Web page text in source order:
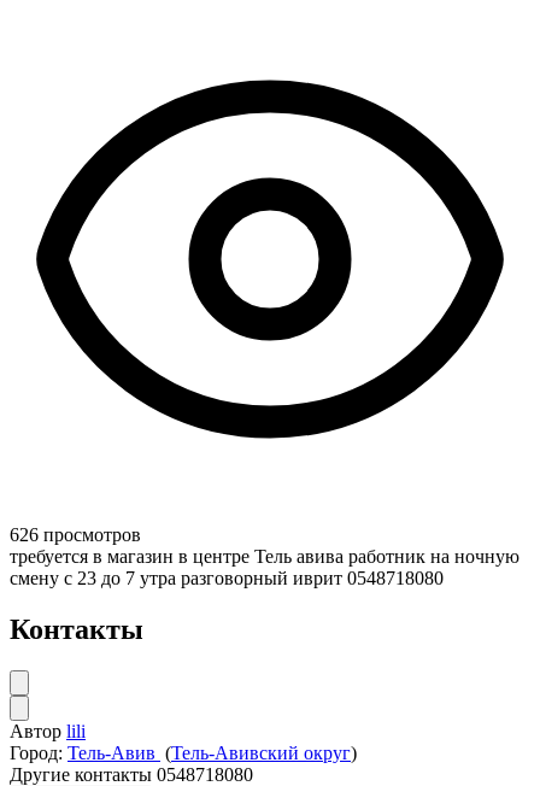
626 просмотров
требуется в магазин в центре Тель авива работник на ночную
смену с 23 до 7 утра разговорный иврит 0548718080
Контакты
Автор lili
Город: Тель-Авив (Тель-Авивский округ)
Другие контакты 0548718080